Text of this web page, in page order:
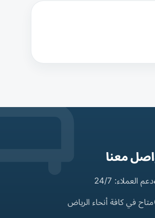
معنا
دعم العملاء: 24/7
متاح في كافة أنحاء الرياض